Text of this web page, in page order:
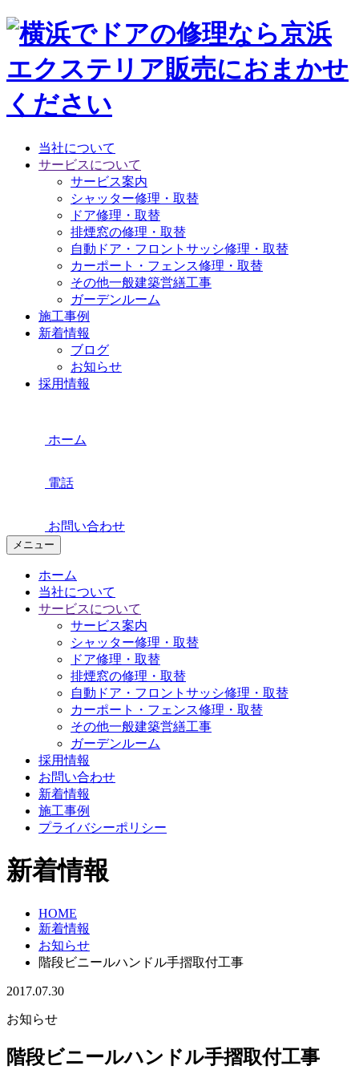
当社について
サービスについて
サービス案内
シャッター修理・取替
ドア修理・取替
排煙窓の修理・取替
自動ドア・フロントサッシ修理・取替
カーポート・フェンス修理・取替
その他一般建築営繕工事
ガーデンルーム
施工事例
新着情報
ブログ
お知らせ
採用情報
ホーム
電話
お問い合わせ
メニュー
ホーム
当社について
サービスについて
サービス案内
シャッター修理・取替
ドア修理・取替
排煙窓の修理・取替
自動ドア・フロントサッシ修理・取替
カーポート・フェンス修理・取替
その他一般建築営繕工事
ガーデンルーム
採用情報
お問い合わせ
新着情報
施工事例
プライバシーポリシー
新着情報
HOME
新着情報
お知らせ
階段ビニールハンドル手摺取付工事
2017.07.30
お知らせ
階段ビニールハンドル手摺取付工事